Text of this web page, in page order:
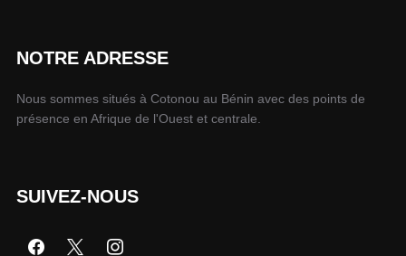
NOTRE ADRESSE
Nous sommes situés à Cotonou au Bénin avec des points de
présence en Afrique de l'Ouest et centrale.
SUIVEZ-NOUS